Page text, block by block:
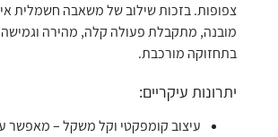
צפופות. בזכות שילוב של משאבה חשמלית
מובנה, מתקבלת פעולה קלה, מהירה
בתחזוקה מורכבת.
יתרונות עיקריים:
עיצוב קומפקטי וקל משקל – מאפשר